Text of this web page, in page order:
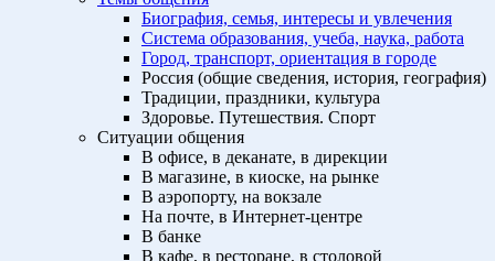
Биография, семья, интересы и увлечения
Система образования, учеба, наука, работа
Город, транспорт, ориентация в городе
Россия (общие сведения, история, география)
Традиции, праздники, культура
Здоровье. Путешествия. Спорт
Ситуации общения
В офисе, в деканате, в дирекции
В магазине, в киоске, на рынке
В аэропорту, на вокзале
На почте, в Интернет-центре
В банке
В кафе, в ресторане, в столовой